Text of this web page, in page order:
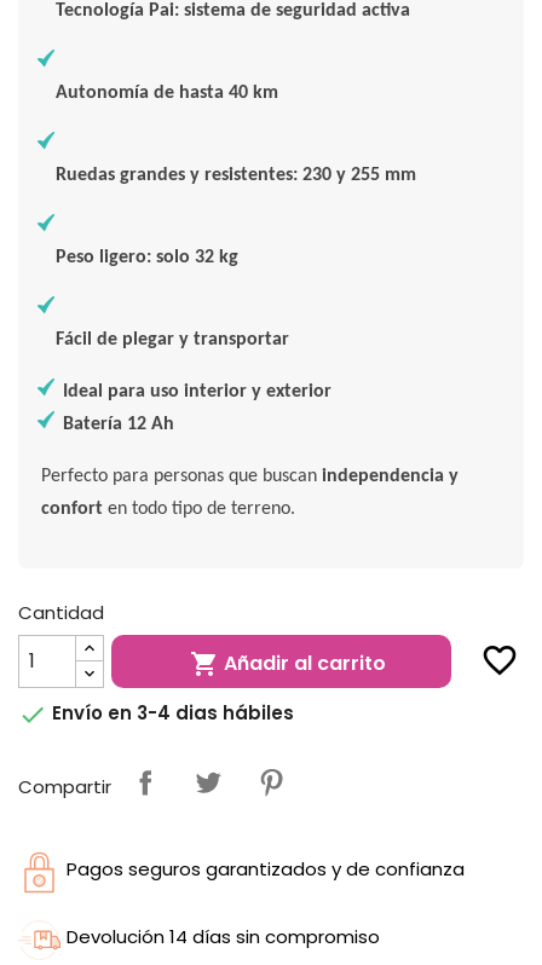
Tecnología Pai: sistema de seguridad activa
Autonomía de hasta 40 km
Ruedas grandes y resistentes: 230 y 255 mm
Peso ligero: solo 32 kg
Fácil de plegar y transportar
Ideal para uso interior y exterior
Batería 12 Ah
Perfecto para personas que buscanindependencia y
confort en todo tipo de terreno.
Cantidad
 Añadir al carrito favorite_border
 Envío en 3-4 dias hábiles
Compartir
Pagos seguros garantizados y de confianza
Devolución 14 días sin compromiso